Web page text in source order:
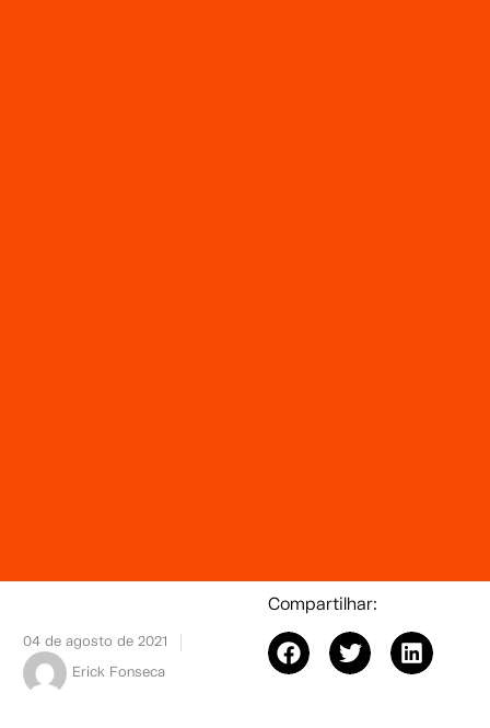
04 de agosto de 2021
Erick Fonseca
Compartilhar: